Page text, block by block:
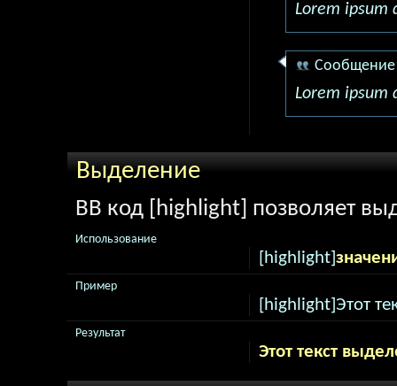
Lorem ipsum
Lorem ipsum
Выделение
BB код [highlight] позволяет
Использование
[highlight]
Пример
[highlight]Этот
Результат
Этот текст